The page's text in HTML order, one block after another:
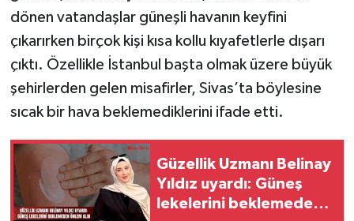
dönen vatandaşlar güneşli havanın keyfini
çıkarırken birçok kişi kısa kollu kıyafetlerle dışarı
çıktı. Özellikle İstanbul başta olmak üzere büyük
şehirlerden gelen misafirler, Sivas’ta böylesine
sıcak bir hava beklemediklerini ifade etti.
Güzellik Uzmanı Belinay
Yıldız uyardı: Güneş
lekelerini beklemeden